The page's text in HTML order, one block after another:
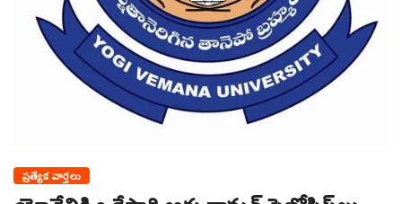
ప్రత్యేక వార్తలు